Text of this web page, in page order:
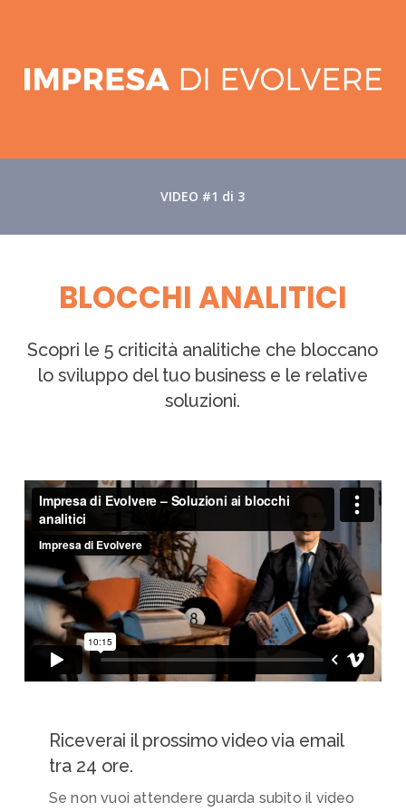
content
VIDEO #1 di 3
BLOCCHI ANALITICI
Scopri le 5 criticità analitiche che bloccano
lo sviluppo del tuo business e le relative
soluzioni.
Riceverai il prossimo video via email
tra 24 ore.
Se non vuoi attendere guarda subito il video